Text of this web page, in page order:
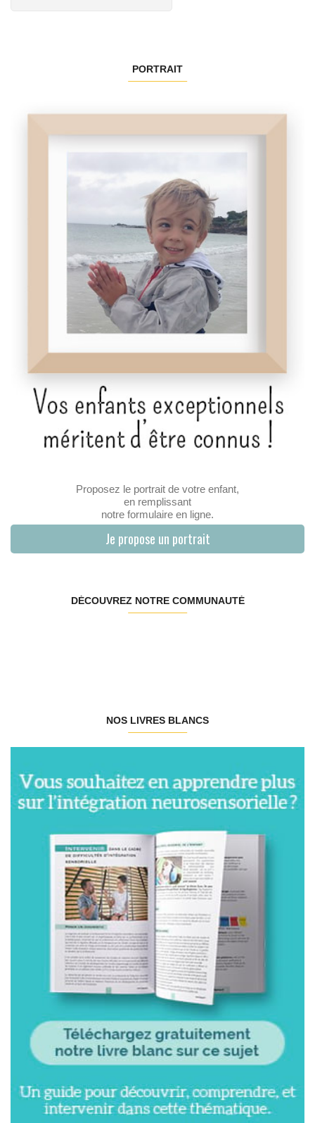
PORTRAIT
Proposez le portrait de votre enfant,
en remplissant
notre formulaire en ligne.
Je propose un portrait
DÉCOUVREZ NOTRE COMMUNAUTÉ
NOS LIVRES BLANCS